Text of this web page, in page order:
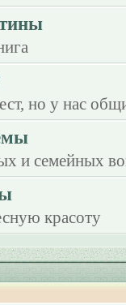
но у нас
и семейных
красоту